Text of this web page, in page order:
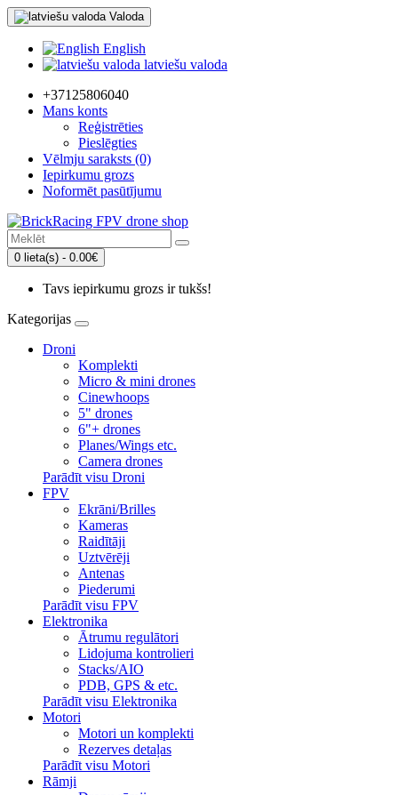
Valoda
English
latviešu valoda
+37125806040
Mans konts
Reģistrēties
Pieslēgties
Vēlmju saraksts (0)
Iepirkumu grozs
Noformēt pasūtījumu
0 lieta(s) - 0.00€
Tavs iepirkumu grozs ir tukšs!
Kategorijas
Droni
Komplekti
Micro & mini drones
Cinewhoops
5" drones
6"+ drones
Planes/Wings etc.
Camera drones
Parādīt visu Droni
FPV
Ekrāni/Brilles
Kameras
Raidītāji
Uztvērēji
Antenas
Piederumi
Parādīt visu FPV
Elektronika
Ātrumu regulātori
Lidojuma kontrolieri
Stacks/AIO
PDB, GPS & etc.
Parādīt visu Elektronika
Motori
Motori un komplekti
Rezerves detaļas
Parādīt visu Motori
Rāmji